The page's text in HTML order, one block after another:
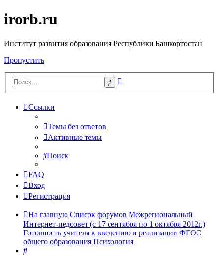
irorb.ru
Институт развития образования Республики Башкортостан
Пропустить
Поиск
Ссылки
Темы без ответов
Активные темы
Поиск
FAQ
Вход
Регистрация
На главную Список форумов Межрегиональный
Интернет-педсовет (с 17 сентября по 1 октября 2012г.)
Готовность учителя к введению и реализации ФГОС
общего образования Психология
Поиск